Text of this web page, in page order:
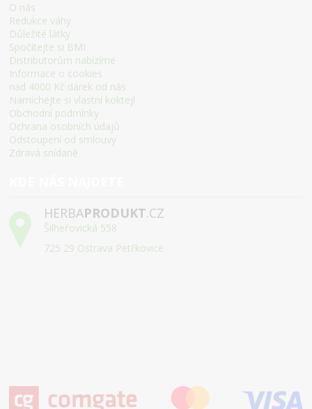
O nás
Redukce váhy
Důležité látky
Spočítejte si BMI
Distributorům nabízíme
Informace o cookies
nad 4000 Kč dárek od nás
Namíchejte si vlastní koktejl
Obchodní podmínky
Ochrana osobních údajů
Odstoupení od smlouvy
Zdravá snídaně
HERBAPRODUKT.CZ
Šilheřovická 558
725 29 Ostrava Petřkovice